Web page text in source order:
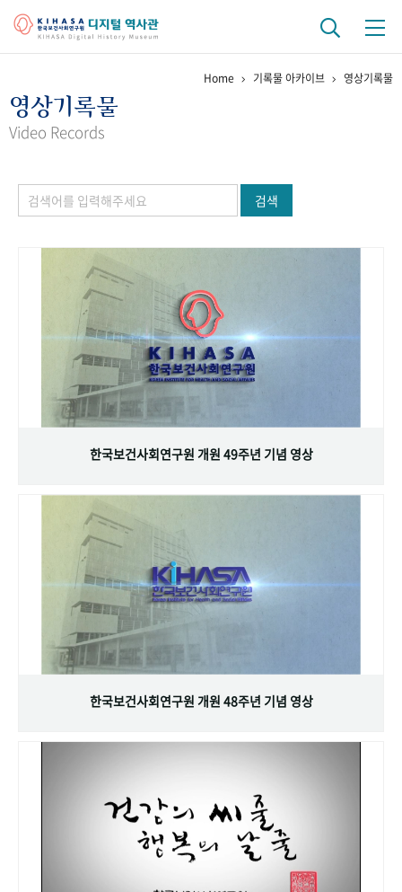
걸어온 길 기관 변천사
정책과 연구 키워드로 보는 연구 역사
연구자들
기록물 아카이브
사진 아카이브 문서 기록물 행정박물 영상 기록물
주년 기념
성과 50선 숫자로 보는 50년
VR 역사관
Home 기록물 아카이브 영상기록물
영상기록물
Video Records
검색
한국보건사회연구원 개원 49주년 기념 영상
한국보건사회연구원 개원 48주년 기념 영상